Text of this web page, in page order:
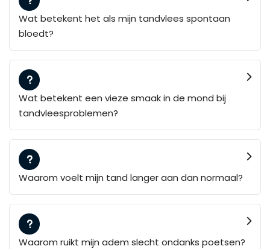
Wat betekent het als mijn tandvlees spontaan
bloedt?
Wat betekent een vieze smaak in de mond bij
tandvleesproblemen?
Waarom voelt mijn tand langer aan dan normaal?
Waarom ruikt mijn adem slecht ondanks poetsen?